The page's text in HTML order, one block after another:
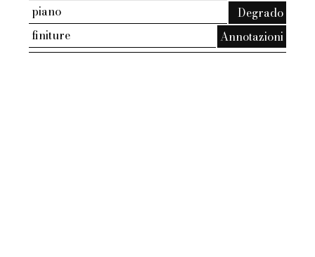
piano
Degrado
finiture
Annotazioni